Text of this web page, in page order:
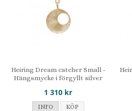
Heiring Dream catcher Small -
Hängsmycke i förgyllt silver
1 310 kr
INFO KÖP